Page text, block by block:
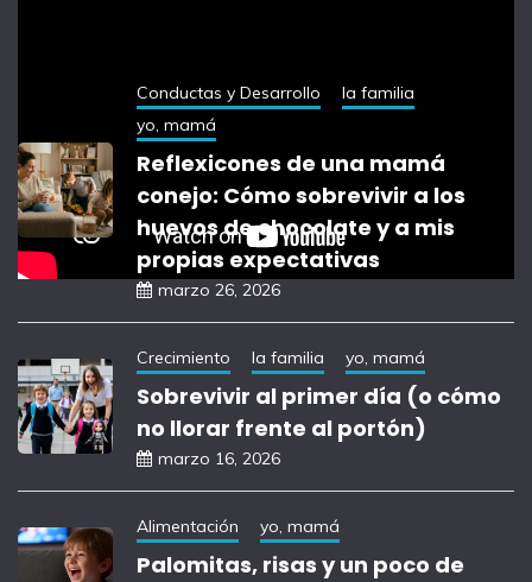
Conductas y Desarrollo
la familia
yo, mamá
Reflexicones de una mamá
conejo: Cómo sobrevivir a los
huevos de chocolate y a mis
propias expectativas
marzo 26, 2026
Crecimiento la familia yo, mamá
Sobrevivir al primer día (o cómo
no llorar frente al portón)
marzo 16, 2026
Alimentación yo, mamá
Palomitas, risas y un poco de